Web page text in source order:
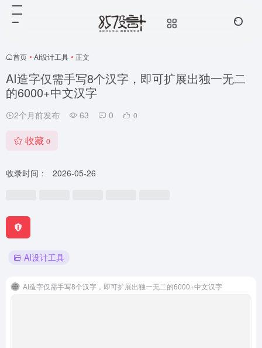
首页 • AI设计工具 • 正文
AI造字仅需手写8个汉字，即可扩展出独一无二
的6000+中文汉字
2个月前发布 63 0 0
收藏 0
收录时间： 2026-05-26
AI设计工具
AI造字仅需手写8个汉字，即可扩展出独一无二的6000+中文汉字